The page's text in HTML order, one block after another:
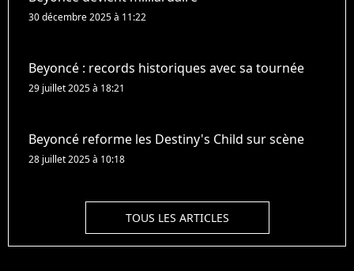
30 décembre 2025 à 11:22
Beyoncé : records historiques avec sa tournée
29 juillet 2025 à 18:21
Beyoncé reforme les Destiny's Child sur scène
28 juillet 2025 à 10:18
TOUS LES ARTICLES